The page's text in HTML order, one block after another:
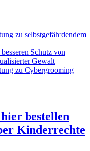
zu selbstgefährdendem
Schutz von
Gewalt
zu Cybergrooming
bestellen